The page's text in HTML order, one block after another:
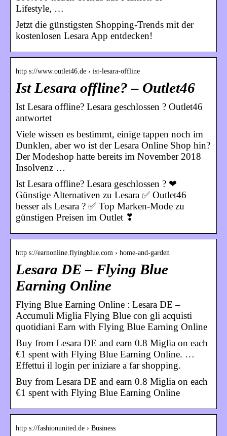
Lifestyle, …
Jetzt die günstigsten Shopping-Trends mit der
kostenlosen Lesara App entdecken!
http s://www.outlet46.de › ist-lesara-offline
Ist Lesara offline? – Outlet46
Ist Lesara offline? Lesara geschlossen ? Outlet46
antwortet
Viele wissen es bestimmt, einige tappen noch im
Dunklen, aber wo ist der Lesara Online Shop hin?
Der Modeshop hatte bereits im November 2018
Insolvenz …
Ist Lesara offline? Lesara geschlossen ? ❤
Günstige Alternativen zu Lesara ✅ Outlet46
besser als Lesara ? ✅ Top Marken-Mode zu
günstigen Preisen im Outlet ❣
http s://earnonline.flyingblue.com › home-and-garden
Lesara DE – Flying Blue
Earning Online
Flying Blue Earning Online : Lesara DE –
Accumuli Miglia Flying Blue con gli acquisti
quotidiani Earn with Flying Blue Earning Online
Buy from Lesara DE and earn 0.8 Miglia on each
€1 spent with Flying Blue Earning Online. …
Effettui il login per iniziare a far shopping.
Buy from Lesara DE and earn 0.8 Miglia on each
€1 spent with Flying Blue Earning Online
http s://fashionunited.de › Business